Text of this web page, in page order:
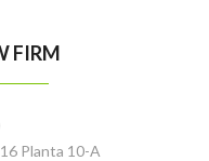
FIRM
Planta 10-A